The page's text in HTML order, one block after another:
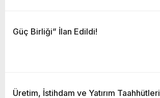
Güç Birliği” İlan Edildi!
Üretim, İstihdam ve Yatırım Taahhütleri